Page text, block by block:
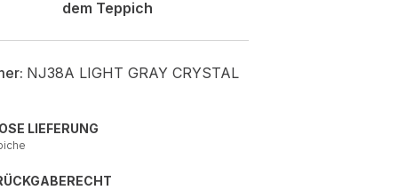
dem Teppich
NJ38A LIGHT GRAY CRYSTAL
LIEFERUNG